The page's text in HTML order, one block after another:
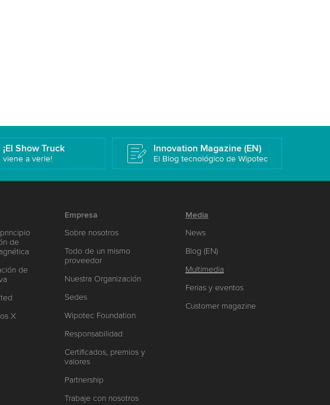
¡El Show Truck
viene a verle!
Innovation Magazine (EN)
El Blog tecnológico de Wipotec
de
de
X
Empresa
Sobre nosotros
Todo de un mismo
proveedor
Nuestra Organización
Sedes
Wipotec Foundation
Responsabilidad
Certificados, premios y
valores
Partnership
Trabaje con nosotros
Media
News
Blog (EN)
Multimedia
Ferias y eventos
Customer magazine